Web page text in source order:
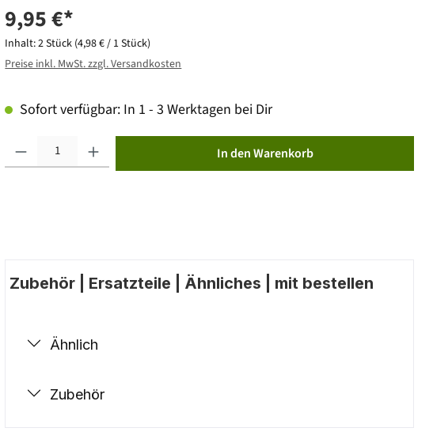
9,95 €*
Inhalt:2 Stück (4,98 € / 1 Stück)
Preise inkl. MwSt. zzgl. Versandkosten
Sofort verfügbar: In 1 - 3 Werktagen bei Dir
In den Warenkorb
Zubehör | Ersatzteile | Ähnliches | mit bestellen
Ähnlich
Zubehör